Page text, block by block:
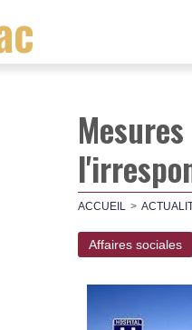
ACCUEIL
Affaires sociales